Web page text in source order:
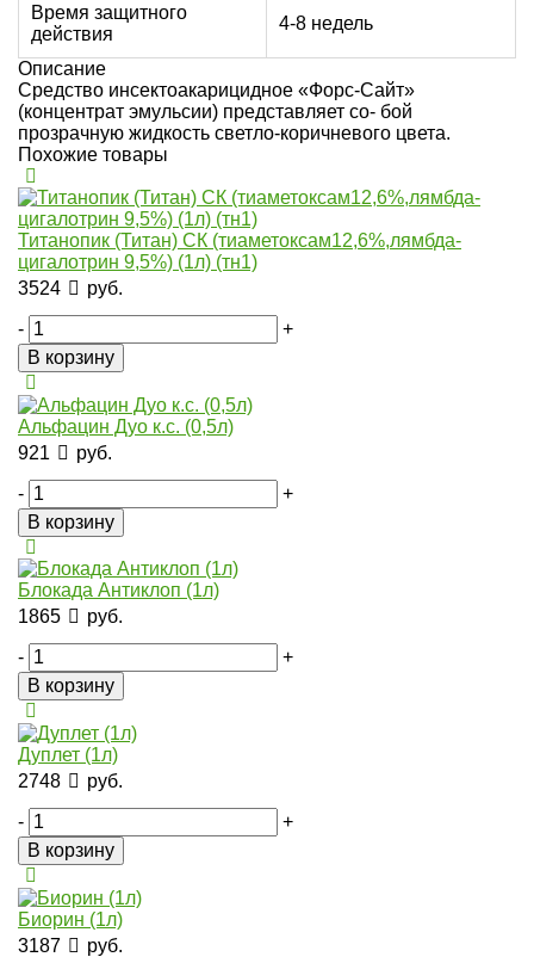
Время защитного
действия
4-8 недель
Описание
Средство инсектоакарицидное «Форс-Сайт»
(концентрат эмульсии) представляет со- бой
прозрачную жидкость светло-коричневого цвета.
Похожие товары
Титанопик (Титан) СК (тиаметоксам12,6%,лямбда-
цигалотрин 9,5%) (1л) (тн1)
3524
руб.
-
+
В корзину
Альфацин Дуо к.с. (0,5л)
921
руб.
-
+
В корзину
Блокада Антиклоп (1л)
1865
руб.
-
+
В корзину
Дуплет (1л)
2748
руб.
-
+
В корзину
Биорин (1л)
3187
руб.